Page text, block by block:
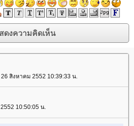
26 สิงหาคม 2552 10:39:33 น.
10:50:05 น.